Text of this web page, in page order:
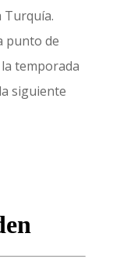
Turquía.
punto de
temporada
siguiente